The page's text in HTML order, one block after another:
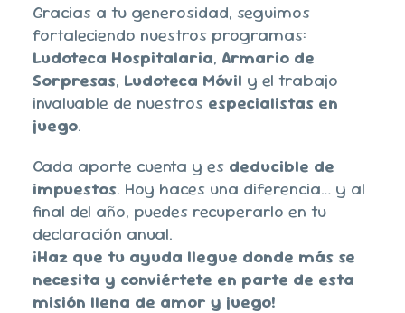
Gracias a tu generosidad, seguimos
fortaleciendo nuestros programas:
Ludoteca Hospitalaria, Armario de
Sorpresas, Ludoteca Móvil y el trabajo
invaluable de nuestros especialistas en
juego.
Cada aporte cuenta y es deducible de
impuestos. Hoy haces una diferencia… y al
final del año, puedes recuperarlo en tu
declaración anual.
¡Haz que tu ayuda llegue donde más se
necesita y conviértete en parte de esta
misión llena de amor y juego!